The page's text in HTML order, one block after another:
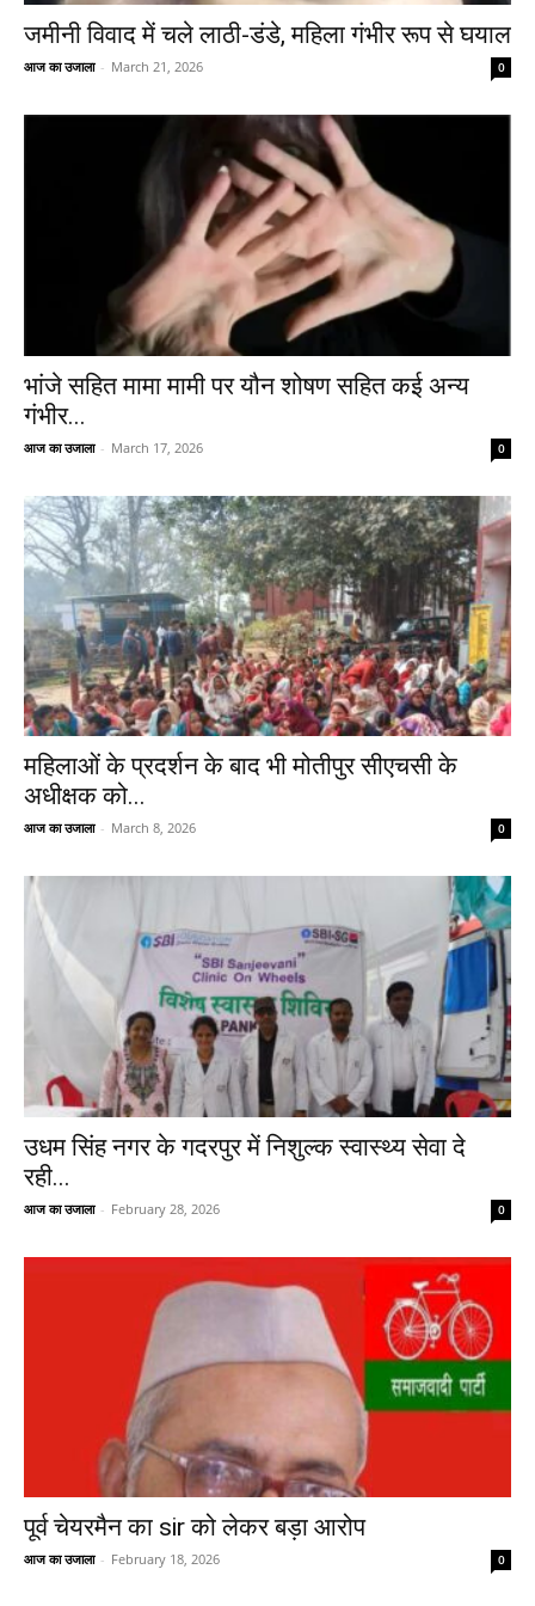
जमीनी विवाद में चले लाठी-डंडे, महिला गंभीर रूप से घयाल
आज का उजाला - March 21, 2026 0
भांजे सहित मामा मामी पर यौन शोषण सहित कई अन्य
गंभीर...
आज का उजाला - March 17, 2026 0
महिलाओं के प्रदर्शन के बाद भी मोतीपुर सीएचसी के
अधीक्षक को...
आज का उजाला - March 8, 2026 0
उधम सिंह नगर के गदरपुर में निशुल्क स्वास्थ्य सेवा दे
रही...
आज का उजाला - February 28, 2026 0
पूर्व चेयरमैन का sir को लेकर बड़ा आरोप
आज का उजाला - February 18, 2026 0